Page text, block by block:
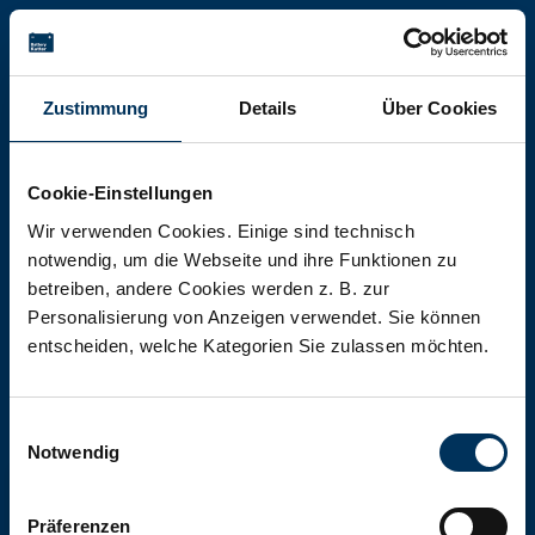
Zustimmung Details Über Cookies
Cookie-Einstellungen
Wir verwenden Cookies. Einige sind technisch
notwendig, um die Webseite und ihre Funktionen zu
betreiben, andere Cookies werden z. B. zur
Personalisierung von Anzeigen verwendet. Sie können
entscheiden, welche Kategorien Sie zulassen möchten.
Notwendig
Präferenzen
Battery-Kutter Shop
In unserem Shop finden Sie Batterien,
jeglicher Art, Größe und Leistung.
Zum Shop